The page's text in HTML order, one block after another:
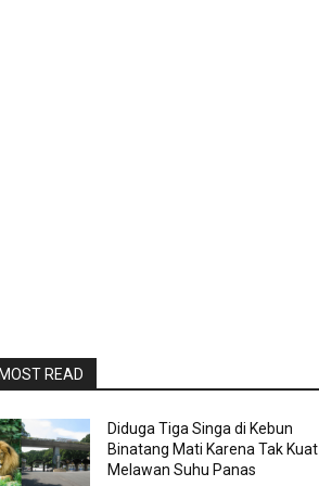
READ
Diduga Tiga Singa di Kebun
Binatang Mati Karena Tak Kuat
Melawan Suhu Panas